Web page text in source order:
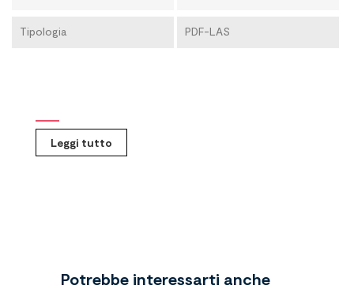
Tipologia PDF-LAS
Leggi tutto
Potrebbe interessarti anche